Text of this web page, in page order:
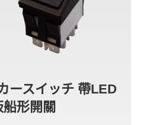
ースイッチ 帶LED
形開關